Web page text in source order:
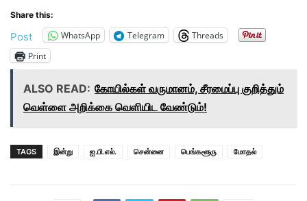
Share this:
Post WhatsApp Telegram
Threads
Print
ALSO READ: கோயில்கள் வருமானம், சீரமைப்பு குறித்தும்
வெள்ளை அறிக்கை வெளியிட வேண்டும்!
TAGS இன்று ஐ.பி.எல். சென்னை பெங்களூரு மோதல்